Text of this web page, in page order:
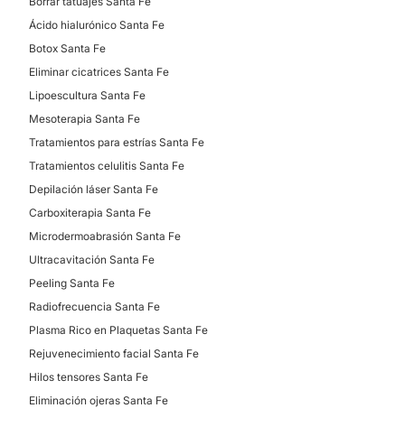
Ácido hialurónico Santa Fe
Botox Santa Fe
Eliminar cicatrices Santa Fe
Lipoescultura Santa Fe
Mesoterapia Santa Fe
Tratamientos para estrías Santa Fe
Tratamientos celulitis Santa Fe
Depilación láser Santa Fe
Carboxiterapia Santa Fe
Microdermoabrasión Santa Fe
Ultracavitación Santa Fe
Peeling Santa Fe
Radiofrecuencia Santa Fe
Plasma Rico en Plaquetas Santa Fe
Rejuvenecimiento facial Santa Fe
Hilos tensores Santa Fe
Eliminación ojeras Santa Fe